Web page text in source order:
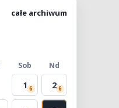
całe archiwum
Sob Nd
1 6 2 6